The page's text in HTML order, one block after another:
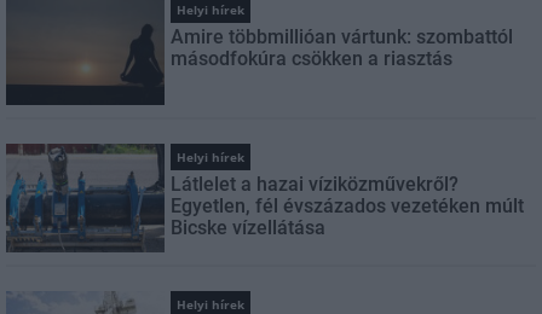
Helyi hírek
Amire többmillióan vártunk: szombattól
másodfokúra csökken a riasztás
Helyi hírek
Látlelet a hazai víziközművekről?
Egyetlen, fél évszázados vezetéken múlt
Bicske vízellátása
Helyi hírek